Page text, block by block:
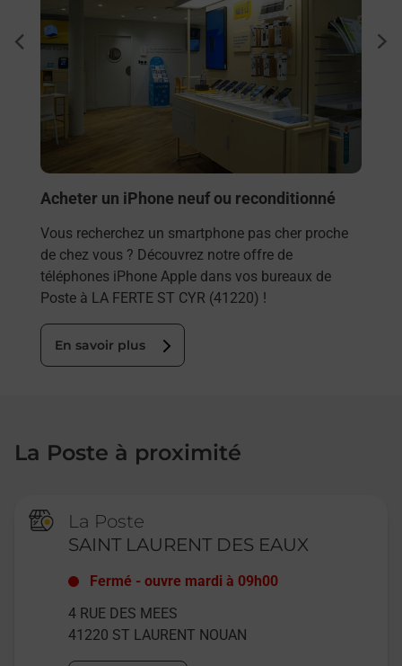
Acheter un iPhone neuf ou reconditionné
Vous recherchez un smartphone pas cher proche
de chez vous ? Découvrez notre offre de
téléphones iPhone Apple dans vos bureaux de
Poste à LA FERTE ST CYR (41220) !
En savoir plus
La Poste à proximité
La Poste
SAINT LAURENT DES EAUX
Fermé -ouvre mardi à 09h00
4 RUE DES MEES
41220 ST LAURENT NOUAN